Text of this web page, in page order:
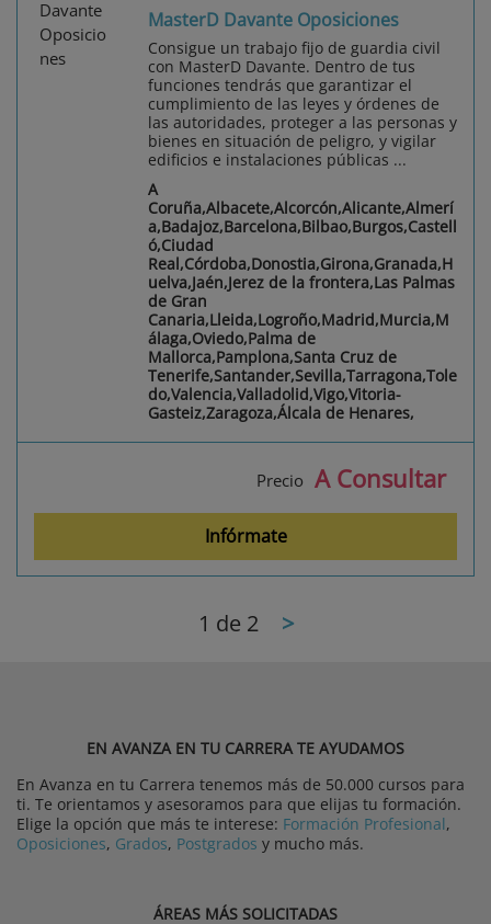
MasterD Davante Oposiciones
Consigue un trabajo fijo de guardia civil
con MasterD Davante. Dentro de tus
funciones tendrás que garantizar el
cumplimiento de las leyes y órdenes de
las autoridades, proteger a las personas y
bienes en situación de peligro, y vigilar
edificios e instalaciones públicas ...
A
Coruña,Albacete,Alcorcón,Alicante,Almerí
a,Badajoz,Barcelona,Bilbao,Burgos,Castell
ó,Ciudad
Real,Córdoba,Donostia,Girona,Granada,H
uelva,Jaén,Jerez de la frontera,Las Palmas
de Gran
Canaria,Lleida,Logroño,Madrid,Murcia,M
álaga,Oviedo,Palma de
Mallorca,Pamplona,Santa Cruz de
Tenerife,Santander,Sevilla,Tarragona,Tole
do,Valencia,Valladolid,Vigo,Vitoria-
Gasteiz,Zaragoza,Álcala de Henares,
Precio A Consultar
Infórmate
1 de 2 >
EN AVANZA EN TU CARRERA TE AYUDAMOS
En Avanza en tu Carrera tenemos más de 50.000 cursos para
ti. Te orientamos y asesoramos para que elijas tu formación.
Elige la opción que más te interese: Formación Profesional,
Oposiciones, Grados, Postgrados y mucho más.
ÁREAS MÁS SOLICITADAS